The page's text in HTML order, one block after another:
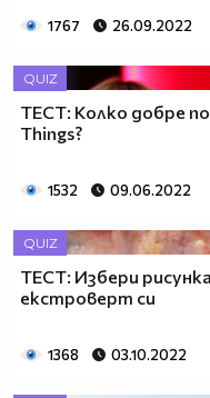
1767 26.09.2022
QUIZ
ТЕСТ: Колко добре
Things?
1532 09.06.2022
QUIZ
ТЕСТ: Избери
екстроверт си
1368 03.10.2022